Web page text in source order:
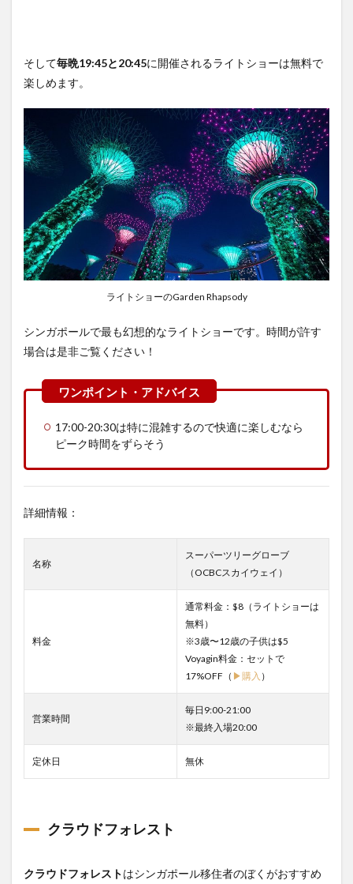
そして毎晩19:45と20:45に開催されるライトショーは無料で
楽しめます。
ライトショーのGarden Rhapsody
シンガポールで最も幻想的なライトショーです。時間が許す
場合は是非ご覧ください！
17:00-20:30は特に混雑するので快適に楽しむなら
ピーク時間をずらそう
詳細情報：
名称
スーパーツリーグローブ
（OCBCスカイウェイ）
料金
通常料金：$8（ライトショーは
無料）
※3歳〜12歳の子供は$5
Voyagin料金：セットで
17%OFF（ ▶購入 ）
営業時間
毎日9:00-21:00
※最終入場20:00
定休日 無休
クラウドフォレスト
クラウドフォレストはシンガポール移住者のぼくがおすすめ